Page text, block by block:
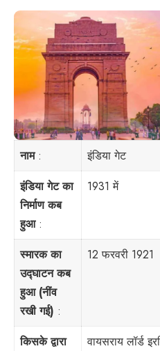
नाम:
इंडिया गेट
इंडिया गेट का
निर्माण कब
हुआ:
1931 में
स्मारक का
उद्घाटन कब
हुआ (नींव
रखी गई) :
12 फरवरी 1921
किसके द्वारा
वायसराय लॉर्ड